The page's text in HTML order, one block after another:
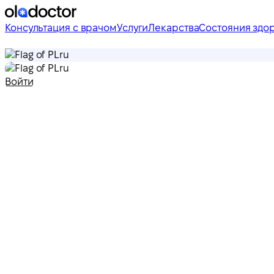
Консультация с врачомУслугиЛекарстваСостояния
ru
ru
Войти